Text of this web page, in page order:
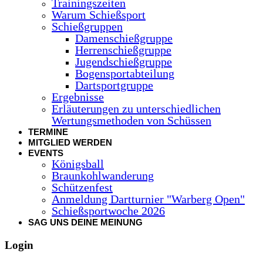
Trainingszeiten
Warum Schießsport
Schießgruppen
Damenschießgruppe
Herrenschießgruppe
Jugendschießgruppe
Bogensportabteilung
Dartsportgruppe
Ergebnisse
Erläuterungen zu unterschiedlichen
Wertungsmethoden von Schüssen
TERMINE
MITGLIED WERDEN
EVENTS
Königsball
Braunkohlwanderung
Schützenfest
Anmeldung Dartturnier "Warberg Open"
Schießsportwoche 2026
SAG UNS DEINE MEINUNG
Login